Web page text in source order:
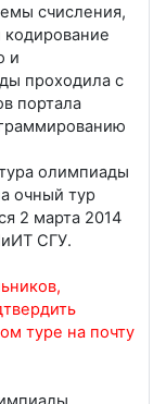
счисления,
и
проходила с
портала
олимпиады
очный тур
2 марта 2014
СГУ.
туре на почту